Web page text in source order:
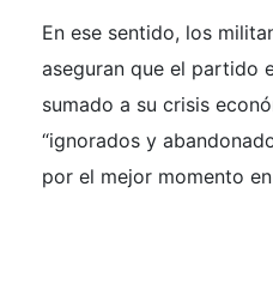
En ese sentido, los
aseguran que el partido
sumado a su crisis
“ignorados y
por el mejor momento